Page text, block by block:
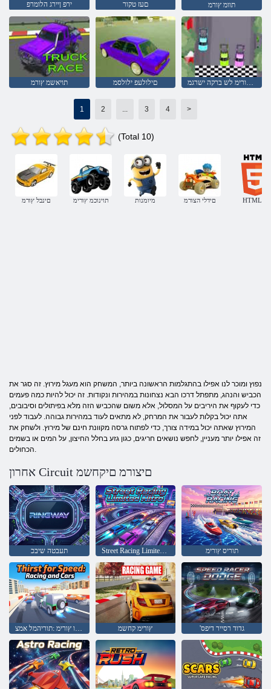
ירפ ןיירג הלומרפ םעז טקור תוומ ץורמ
תויאשמ ץורמ םילולעפ ילולסמ
1 2 3 4 >
(Total 10)
םינבל ץורמ תוינוכמ ץורימ מיומנות םידלי הצורמ HTML5
נפוץ ומוכר לנו אפילו בהתגלמות הראשונה ביותר, המשחק הוא מעגל מירוץ. זה סגר את
הכביש והנהג, מתפתל דרכו הבא נצחונות במהירות ונקודות. זה יכול להיות כמה פעמים
כדי לעקוף את היריבים על המסלול, אלא משום שהכביש הזה מלא בפיתולים וסיבובים,
אתה יכול בקלות לעבור את המרחק, לא מתאים לעוד במהירות גבוהה. לעבוד לפני
המירוץ שאתה יכול במידה צורך, כדי לפתוח גרסה מקוונת חינם של מירוץ. ולשחק את
זה אפילו יותר מעניין, לחפש נושאים חריגים, כגון גזע בחלל החיצון, על המים או בשמים
אחרון Circuit םיצורמ םיקחשמ
תעבטה שיבכ Street Racing Limited Nitro תוריס ץורימ
ץורימ קחשמ 'גדוד רסייר דיפס